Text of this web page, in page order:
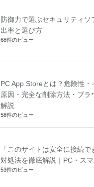
防御力で選ぶセキュリティソ
出率と選び方
68件のビュー
PC App Storeとは？危険性・
原因・完全な削除方法・ブラ
解説
58件のビュー
「このサイトは安全に接続
対処法を徹底解説｜PC・ス
53件のビュー